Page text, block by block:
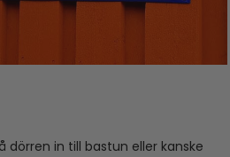
dörren in till bastun eller kanske